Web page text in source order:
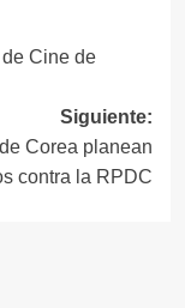
Cine de
Siguiente:
Corea planean
contra la RPDC